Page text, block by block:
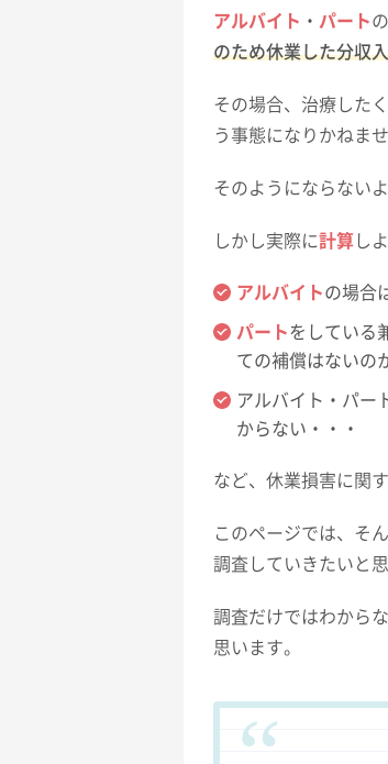
アルバイト ・ パート
のため休業した分収
その場合、治療した
う事態になりかねませ
そのようにならない
しかし実際に計算 し
アルバイトの場合
パートをしている
ての補償はないの
アルバイト・パー
からない・・・
など、休業損害に関
このページでは、そ
調査していきたいと思
調査だけではわから
思います。